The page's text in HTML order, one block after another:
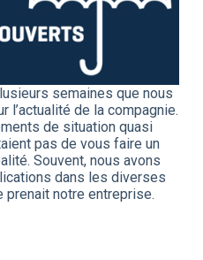
semaines que nous
l’actualité de la compagnie.
de situation quasi
pas de vous faire un
Souvent, nous avons
dans les diverses
prenait notre entreprise.